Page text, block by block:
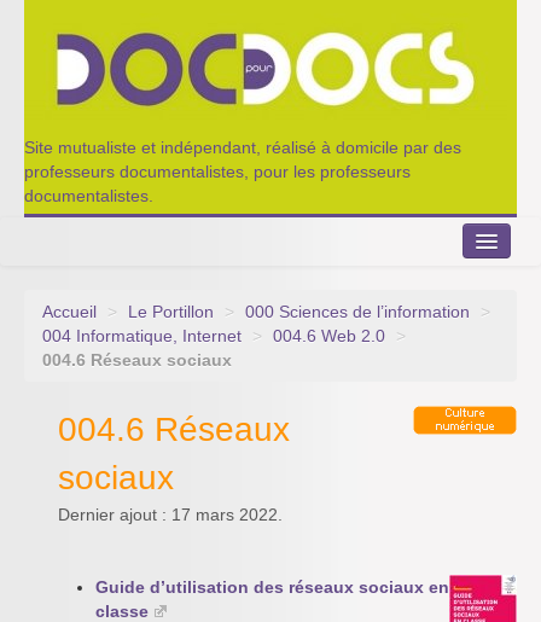
Site mutualiste et indépendant, réalisé à domicile par des
professeurs documentalistes, pour les professeurs
documentalistes.
Le Portillon
Appel à contribution
Nos outils de partage
Qui sommes-nous ?
Accueil > Le Portillon > 000 Sciences de l’information
>
004 Informatique, Internet
> 004.6 Web 2.0
>
004.6 Réseaux sociaux
004.6 Réseaux
sociaux
Dernier ajout : 17 mars 2022.
Guide d’utilisation des réseaux sociaux en
classe